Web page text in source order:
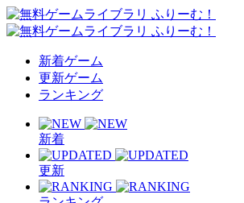
新着ゲーム
更新ゲーム
ランキング
新着
更新